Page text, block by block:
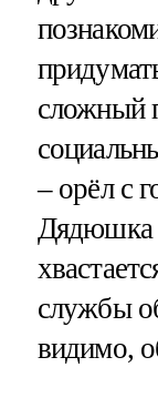
сложный
– орёл с
Дядюшка
службы
видимо,